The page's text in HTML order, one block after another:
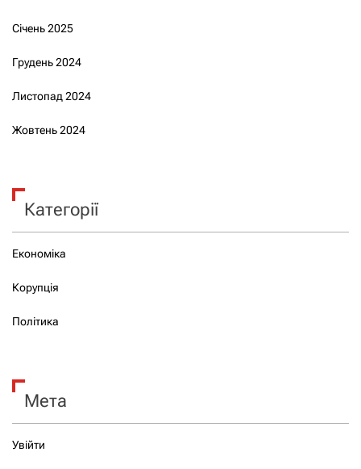
Січень 2025
Грудень 2024
Листопад 2024
Жовтень 2024
Категорії
Економіка
Корупція
Політика
Мета
Увійти